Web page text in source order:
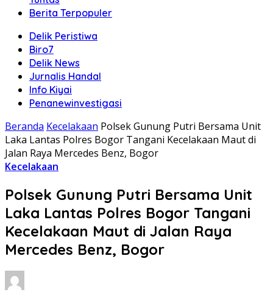
Berita Terpopuler
Delik Peristiwa
Biro7
Delik News
Jurnalis Handal
Info Kiyai
Penanewinvestigasi
Beranda Kecelakaan Polsek Gunung Putri Bersama Unit
Laka Lantas Polres Bogor Tangani Kecelakaan Maut di
Jalan Raya Mercedes Benz, Bogor
Kecelakaan
Polsek Gunung Putri Bersama Unit
Laka Lantas Polres Bogor Tangani
Kecelakaan Maut di Jalan Raya
Mercedes Benz, Bogor